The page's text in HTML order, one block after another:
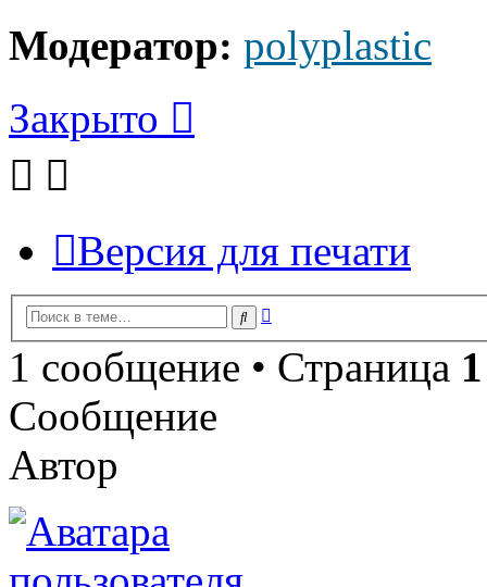
Модератор: polyplastic
Закрыто
Версия для печати
Поиск
1 сообщение • Страница 1
Сообщение
Автор